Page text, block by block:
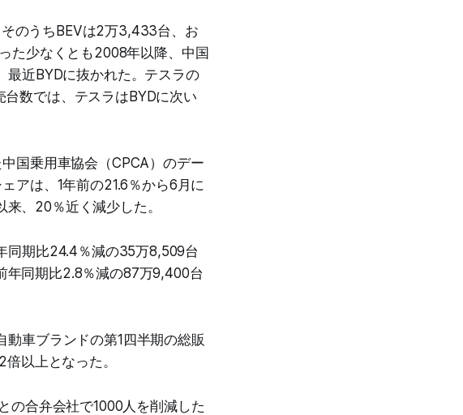
のうちBEVは2万3,433台、お
た少なくとも2008年以降、中国
最近BYDに抜かれた。テスラの
数では、テスラはBYDに次い
国乗用車協会（CPCA）のデー
アは、1年前の21.6％から6月に
、20％近く減少した。
同期比24.4％減の35万8,509台
年同期比2.8％減の87万9,400台
動車ブランドの第1四半期の総販
以上となった。
の合弁会社で1000人を削減した